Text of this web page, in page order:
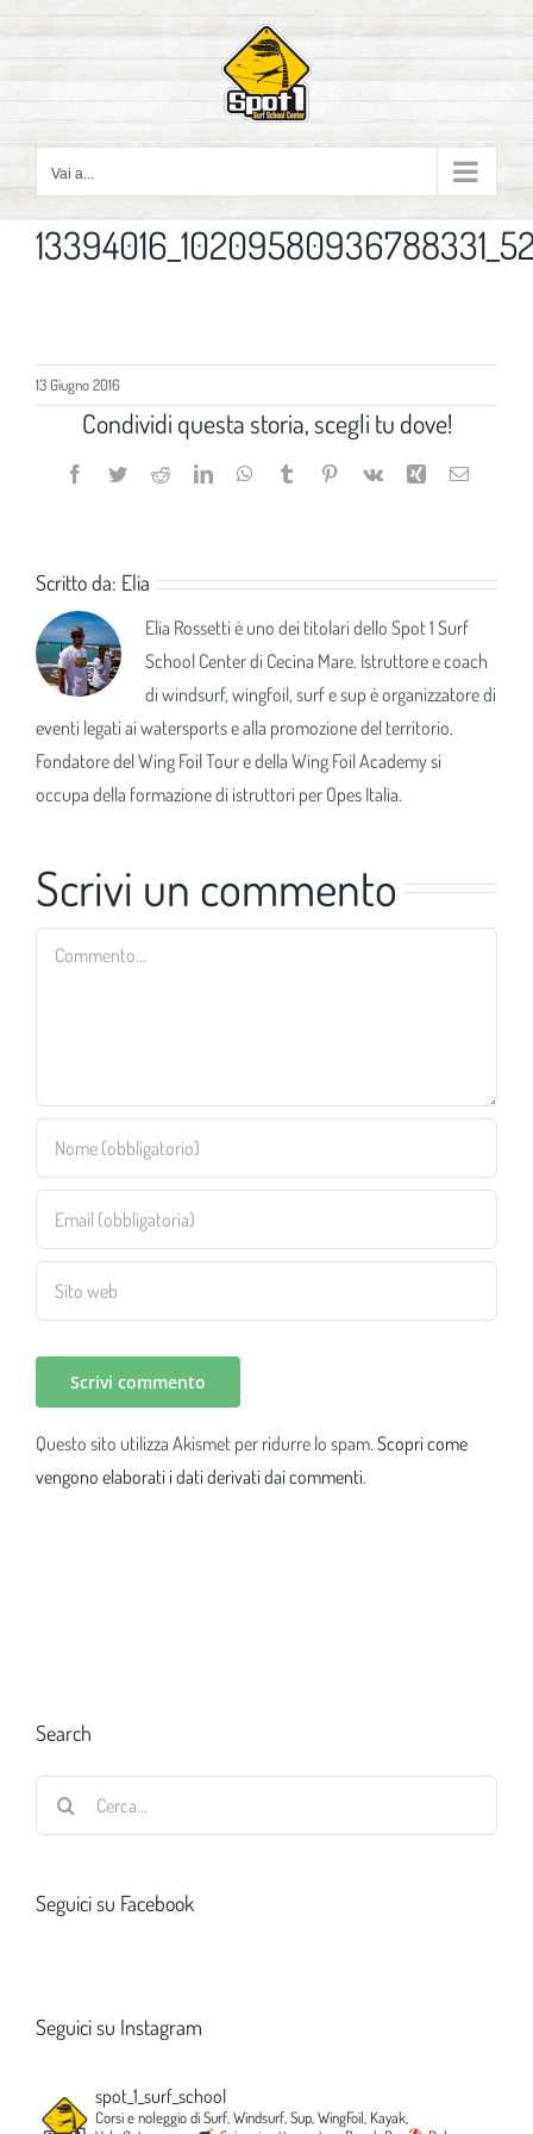
contenuto
Vai a...
13 Giugno 2016
Condividi questa storia, scegli tu dove!
Facebook
TwitterRedditLinkedInWhatsApp
TumblrPinterest
Vk Xing Email
Scritto da: Elia
Elia Rossetti è uno dei titolari dello Spot 1 Surf
School Center di Cecina Mare. Istruttore e coach
di windsurf, wingfoil, surf e sup è organizzatore di
eventi legati ai watersports e alla promozione del territorio.
Fondatore del Wing Foil Tour e della Wing Foil Academy si
occupa della formazione di istruttori per Opes Italia.
Scrivi un commento
Commento
Questo sito utilizza Akismet per ridurre lo spam. Scopri come
vengono elaborati i dati derivati dai commenti.
Search
Seguici su Facebook
Seguici su Instagram
spot_1_surf_school
Corsi e noleggio di Surf, Windsurf, Sup, WingFoil, Kayak,